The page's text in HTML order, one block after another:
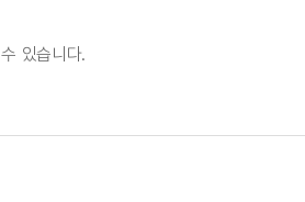
있습니다.